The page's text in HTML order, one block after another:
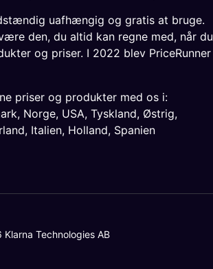
uafhængig og gratis at bruge.
den, du altid kan regne med, når du
og priser. I 2022 blev PriceRunner
priser og produkter med os i:
, Norge, USA, Tyskland, Østrig,
, Italien, Holland, Spanien
Technologies AB